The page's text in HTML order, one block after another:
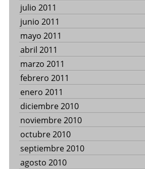
julio 2011
junio 2011
mayo 2011
abril 2011
marzo 2011
febrero 2011
enero 2011
diciembre 2010
noviembre 2010
octubre 2010
septiembre 2010
agosto 2010